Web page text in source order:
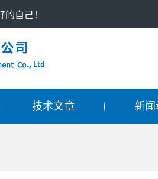
自己！
技术文章 新闻